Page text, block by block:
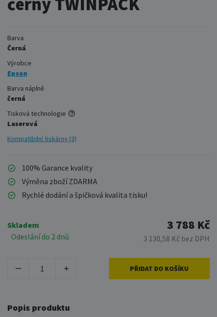
Barva
Černá
Výrobce
Epson
Barva náplně
černá
Tisková technologie
Laserová
Kompatibilní tiskárny (3)
100% Garance kvality
Výměna zboží ZDARMA
Rychlé dodání a špičková kvalita tisku!
Skladem
Odeslání do 2 dnů
3 788 Kč
3 130,58 Kč bez DPH
PŘIDAT DO KOŠÍKU
Popis produktu